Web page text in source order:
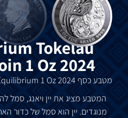
Tokelau
1 Oz 2024
מטבעכסף
המטבע מציג את יין ויאנג, סמל
מנוגדים. יין הוא סמל שלכדור